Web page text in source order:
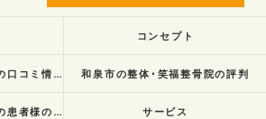
コンセプト
和泉市の整体･笑福整骨院の口コミ情報 和泉市の整体･笑福整骨院の評判
和泉市の整体･笑福整骨院の患者様の声 サービス